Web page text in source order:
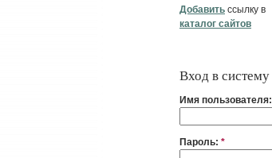
Добавить ссылку в
каталог сайтов
Вход в систему
Имя пользователя:
Пароль: *